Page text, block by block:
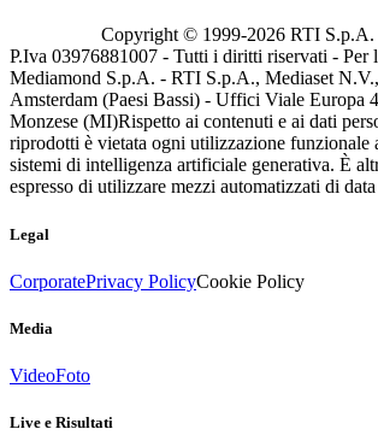
Copyright © 1999-2026 RTI S.p.A.
P.Iva 03976881007 - Tutti i diritti riservati - Per
Mediamond S.p.A. - RTI S.p.A., Mediaset
Amsterdam (Paesi Bassi) - Uffici Viale Europa
Monzese (MI)Rispetto ai contenuti e ai dati
riprodotti è vietata ogni utilizzazione funzionale
sistemi di intelligenza artificiale generativa. È
espresso di utilizzare mezzi automatizzati di
Legal
CorporatePrivacy PolicyCookie Policy
Media
VideoFoto
Live e Risultati